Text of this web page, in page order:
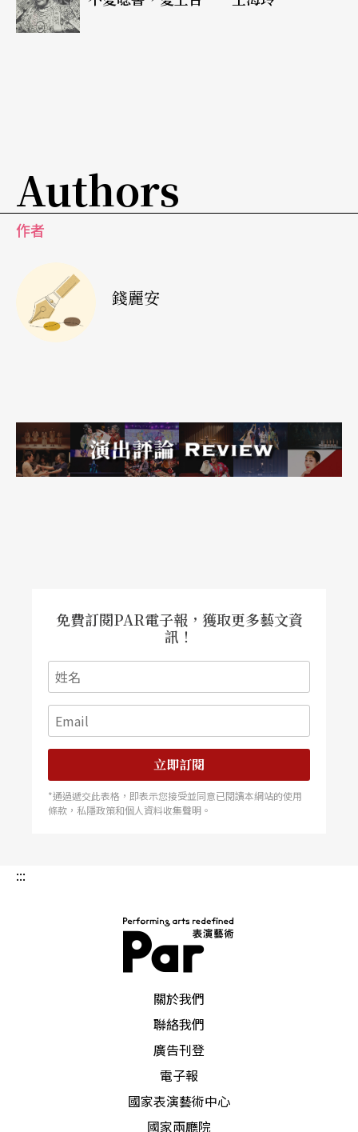
Authors
作者
錢麗安
免費訂閱PAR電子報，獲取更多藝文資
訊！
立即訂閱
*通過遞交此表格，即表示您接受並同意已閱讀本網站的使用
條款，私隱政策和個人資料收集聲明。
:::
關於我們
聯絡我們
廣告刊登
電子報
國家表演藝術中心
國家兩廳院